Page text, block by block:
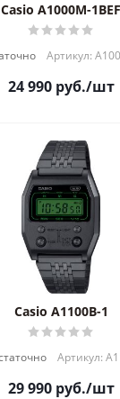
Casio A1000M-1BEF
Артикул:
24 990руб./шт
Casio A1100B-1
Артикул:
29 990руб./шт